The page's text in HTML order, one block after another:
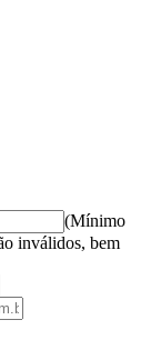
(Mínimo
inválidos, bem